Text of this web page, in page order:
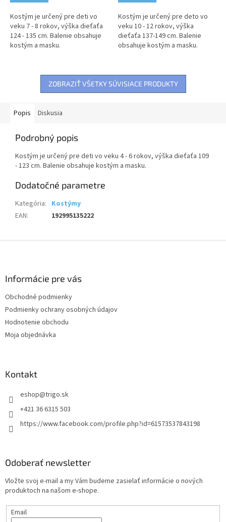
Kostým je určený pre deti vo
veku 7 - 8 rokov, výška dieťaťa
124 - 135 cm. Balenie obsahuje
kostým a masku.
Kostým je určený pre deto vo
veku 10 - 12 rokov, výška
dieťaťa 137-149 cm. Balenie
obsahuje kostým a masku.
ZOBRAZIŤ VŠETKY SÚVISIACE PRODUKTY
Popis Diskusia
Podrobný popis
Kostým je určený pre deti vo veku 4 - 6 rokov, výška dieťaťa 109
- 123 cm. Balenie obsahuje kostým a masku.
Dodatočné parametre
Kategória: Kostýmy
EAN: 192995135222
Informácie pre vás
Obchodné podmienky
Podmienky ochrany osobných údajov
Hodnotenie obchodu
Moja objednávka
Kontakt
eshop@trigo.sk
+421 36 6315 503
https://www.facebook.com/profile.php?id=61573537843198
Odoberať newsletter
Vložte svoj e-mail a my Vám budeme zasielať informácie o nových
produktoch na našom e-shope.
Email